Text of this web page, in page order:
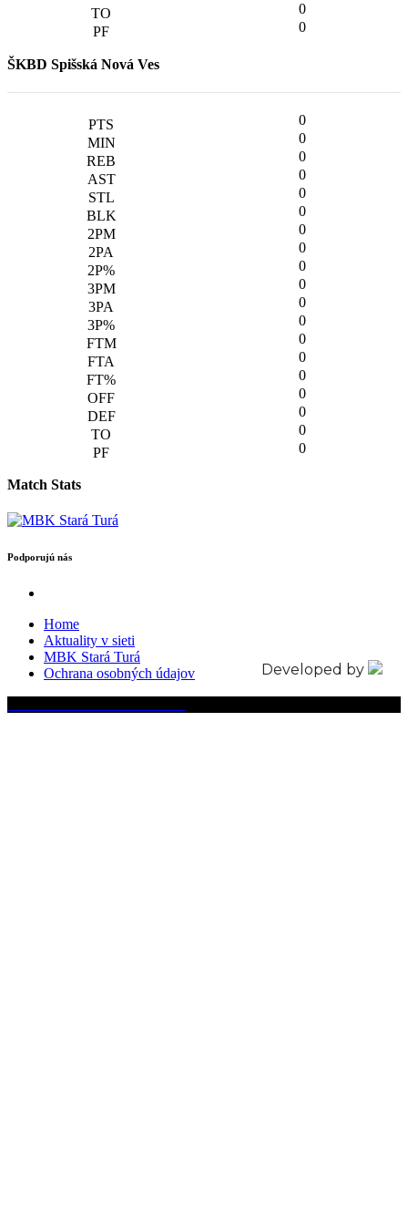
0
0
ŠKBD Spišská Nová Ves
0
0
0
0
0
0
0
0
0
0
0
0
0
0
0
0
0
0
0
Match Stats
Podporujú nás
Home
Aktuality v sieti
MBK Stará Turá
Ochrana osobných údajov
Developed by